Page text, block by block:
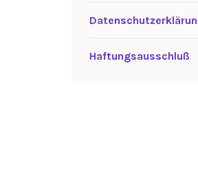
Haftungsausschluß